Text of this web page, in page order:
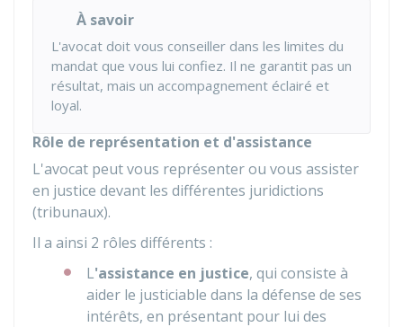
À savoir
L'avocat doit vous conseiller dans les limites du
mandat que vous lui confiez. Il ne garantit pas un
résultat, mais un accompagnement éclairé et
loyal.
Rôle de représentation et d'assistance
L'avocat peut vous représenter ou vous assister
en justice devant les différentes juridictions
(tribunaux).
Il a ainsi 2 rôles différents :
L'assistance en justice, qui consiste à
aider le justiciable dans la défense de ses
intérêts, en présentant pour lui des